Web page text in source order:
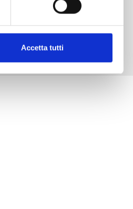
Accetta tutti